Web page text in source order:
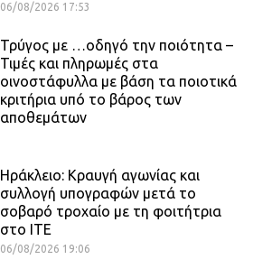
06/08/2026 17:53
Τρύγος με …οδηγό την ποιότητα –
Τιμές και πληρωμές στα
οινοστάφυλλα με βάση τα ποιοτικά
κριτήρια υπό το βάρος των
αποθεμάτων
Ηράκλειο: Κραυγή αγωνίας και
συλλογή υπογραφών μετά το
σοβαρό τροχαίο με τη φοιτήτρια
στο ΙΤΕ
06/08/2026 19:06